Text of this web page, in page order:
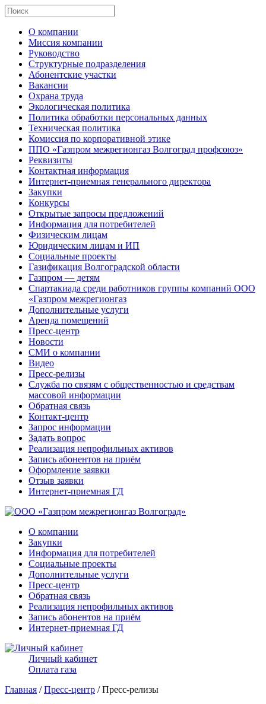
О компании
Миссия компании
Руководство
Структурные подразделения
Абонентские участки
Вакансии
Охрана труда
Экологическая политика
Политика обработки персональных данных
Техническая политика
Комиссия по корпоративной этике
ППО «Газпром межрегионгаз Волгоград профсоюз»
Реквизиты
Контактная информация
Интернет-приемная генерального директора
Закупки
Конкурсы
Открытые запросы предложений
Информация для потребителей
Физическим лицам
Юридическим лицам и ИП
Социальные проекты
Газификация Волгоградской области
Газпром — детям
Спартакиада среди работников группы компаний ООО
«Газпром межрегионгаз
Дополнительные услуги
Аренда помещений
Пресс-центр
Новости
СМИ о компании
Видео
Пресс-релизы
Служба по связям с общественностью и средствам
массовой информации
Обратная связь
Контакт-центр
Запрос информации
Задать вопрос
Реализация непрофильных активов
Запись абонентов на приём
Оформление заявки
Отзыв заявки
Интернет-приемная ГД
О компании
Закупки
Информация для потребителей
Социальные проекты
Дополнительные услуги
Пресс-центр
Обратная связь
Реализация непрофильных активов
Запись абонентов на приём
Интернет-приемная ГД
Личный кабинет
Оплата газа
Главная /Пресс-центр / Пресс-релизы